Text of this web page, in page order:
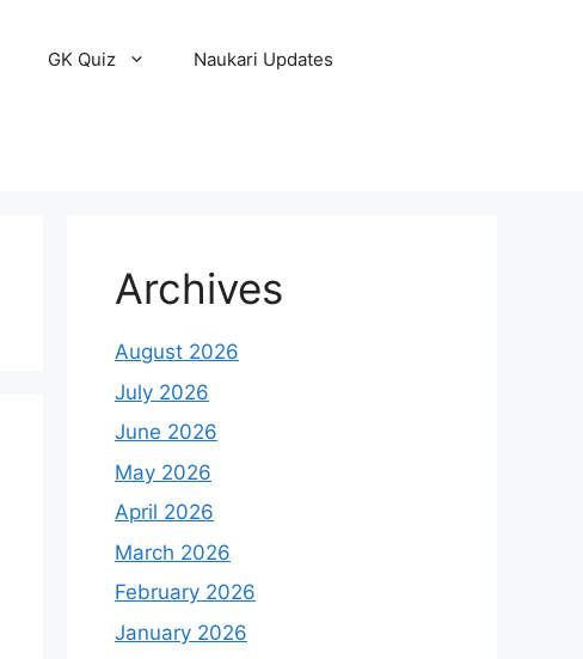
GK Quiz Naukari Updates
Archives
August 2026
July 2026
June 2026
May 2026
April 2026
March 2026
February 2026
January 2026